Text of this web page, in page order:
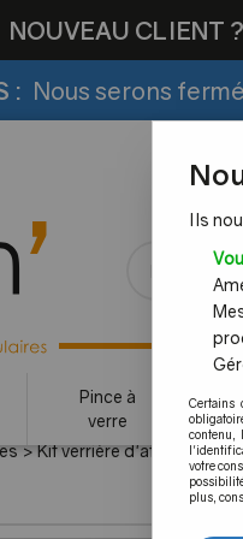
NOUVEAU CLIENT ?
: Nous serons
Pince à
verre
>Kit verrière d'atelier >
Ils
Certains
contenu,
votre
plus,